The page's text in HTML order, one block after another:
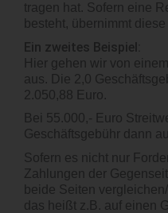
tragen hat. Sofern eine
besteht, übernimmt
Ein zweites Beispiel:
Hier gehen wir von
aus. Die 2,0
2.050,88 Euro.
Bei 55.000,- Euro
Geschäftsgebühr dann
Sofern es nicht nur
Zahlungen der
beide Seiten
das heißt z.B. auf einen